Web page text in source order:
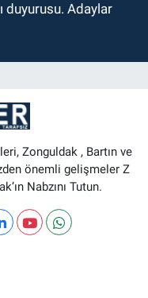
duyurusu. Adaylar
Zonguldak , Bartın ve
önemli gelişmeler Z
Nabzını Tutun.